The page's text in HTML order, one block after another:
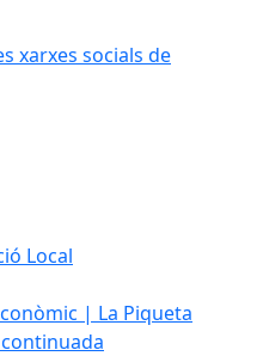
xarxes socials de
Local
| La Piqueta